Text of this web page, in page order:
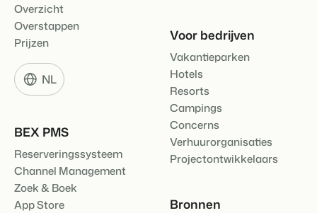
Overzicht
Overstappen
Prijzen
NL
BEX PMS
Reserveringssysteem
Channel Management
Zoek & Boek
App Store
Voor bedrijven
Vakantieparken
Hotels
Resorts
Campings
Concerns
Verhuurorganisaties
Projectontwikkelaars
Bronnen